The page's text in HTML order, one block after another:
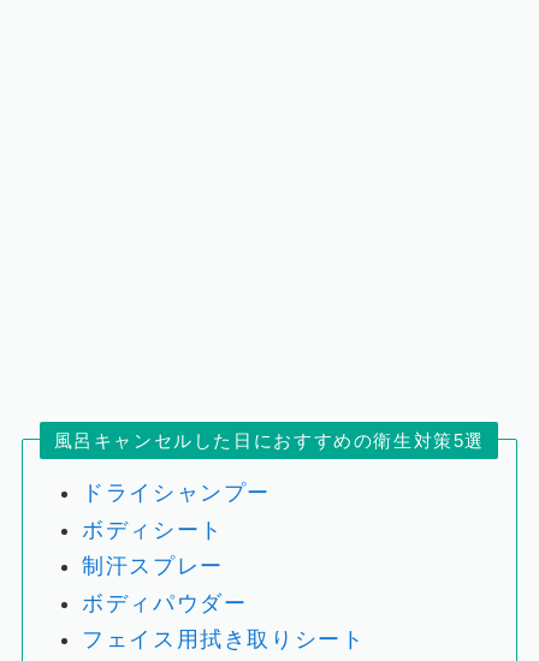
風呂キャンセルした日におすすめの衛生対策5選
ドライシャンプー
ボディシート
制汗スプレー
ボディパウダー
フェイス用拭き取りシート